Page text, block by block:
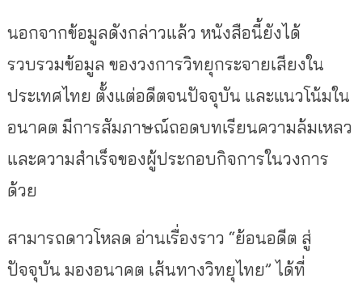
นอกจากข้อมูลดังกล่าวแล้ว หนังสือนี้ยังได้
รวบรวมข้อมูล ของวงการวิทยุกระจายเสียงใน
ประเทศไทย ตั้งแต่อดีตจนปัจจุบัน และแนวโน้มใน
อนาคต มีการสัมภาษณ์ถอดบทเรียนความล้มเหลว
และความสำเร็จของผู้ประกอบกิจการในวงการ
ด้วย
สามารถดาวโหลด อ่านเรื่องราว “ย้อนอดีต สู่
ปัจจุบัน มองอนาคต เส้นทางวิทยุไทย” ได้ที่